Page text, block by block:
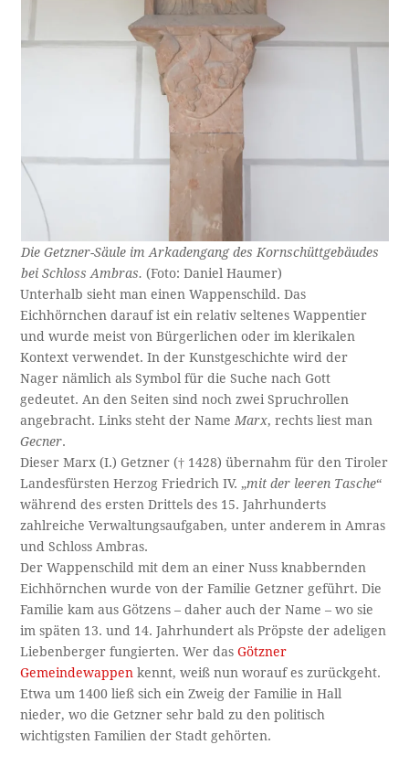
Die Getzner-Säule im Arkadengang des Kornschüttgebäudes
bei Schloss Ambras. (Foto: Daniel Haumer)
Unterhalb sieht man einen Wappenschild. Das
Eichhörnchen darauf ist ein relativ seltenes Wappentier
und wurde meist von Bürgerlichen oder im klerikalen
Kontext verwendet. In der Kunstgeschichte wird der
Nager nämlich als Symbol für die Suche nach Gott
gedeutet. An den Seiten sind noch zwei Spruchrollen
angebracht. Links steht der Name Marx, rechts liest man
Gecner.
Dieser Marx (I.) Getzner († 1428) übernahm für den Tiroler
Landesfürsten Herzog Friedrich IV. „mit der leeren Tasche“
während des ersten Drittels des 15. Jahrhunderts
zahlreiche Verwaltungsaufgaben, unter anderem in Amras
und Schloss Ambras.
Der Wappenschild mit dem an einer Nuss knabbernden
Eichhörnchen wurde von der Familie Getzner geführt. Die
Familie kam aus Götzens – daher auch der Name – wo sie
im späten 13. und 14. Jahrhundert als Pröpste der adeligen
Liebenberger fungierten. Wer dasGötzner
Gemeindewappen kennt, weiß nun worauf es zurückgeht.
Etwa um 1400 ließ sich ein Zweig der Familie in Hall
nieder, wo die Getzner sehr bald zu den politisch
wichtigsten Familien der Stadt gehörten.